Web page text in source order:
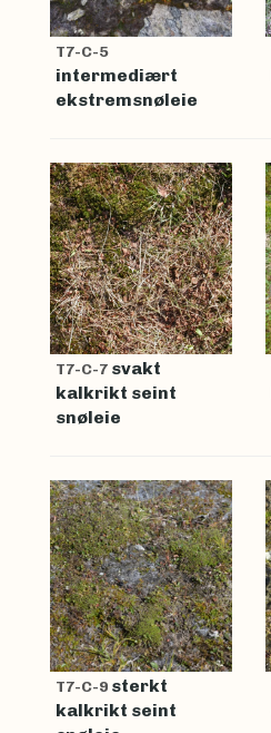
T7-C-5
intermediært
ekstremsnøleie
T7-C-7 svakt
kalkrikt seint
snøleie
T7-C-9 sterkt
kalkrikt seint